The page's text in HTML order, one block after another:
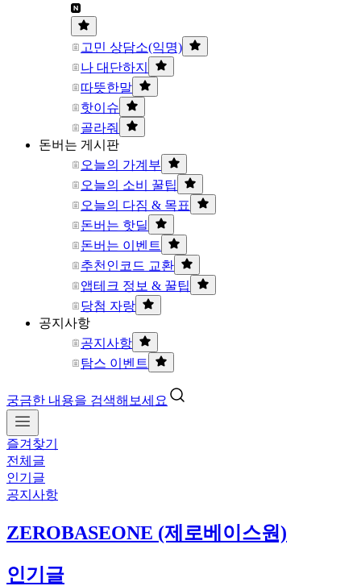
고민 상담소(익명)
나 대단하지
따뜻한말
핫이슈
골라줘
돈버는 게시판
오늘의 가계부
오늘의 소비 꿀팁
오늘의 다짐 & 목표
돈버는 핫딜
돈버는 이벤트
추천인코드 교환
앱테크 정보 & 꿀팁
당첨 자랑
공지사항
공지사항
탐스 이벤트
궁금한 내용을 검색해보세요
즐겨찾기
전체글
인기글
공지사항
ZEROBASEONE (제로베이스원)
인기글